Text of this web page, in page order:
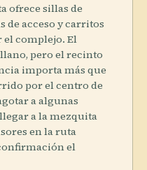
ofrece sillas de
de acceso y carritos
el complejo. El
pero el recinto
importa más que
por el centro de
a algunas
a la mezquita
en la ruta
el